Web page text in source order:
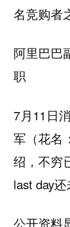
名竞购者
阿里巴巴
职
7月11日
军（花名
绍，不穷
last day还
公开资料